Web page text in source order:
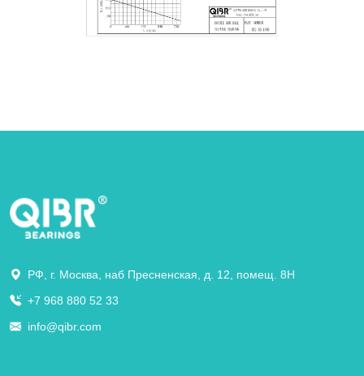
РФ, г. Москва, наб Пресненская, д. 12, помещ. 8Н
+7 968 880 52 33
info@qibr.com